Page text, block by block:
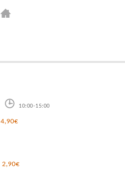
10:00-15:00
4,90€
2,90€